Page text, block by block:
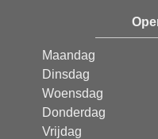
Maandag
Dinsdag
Woensdag
Donderdag
Vrijdag